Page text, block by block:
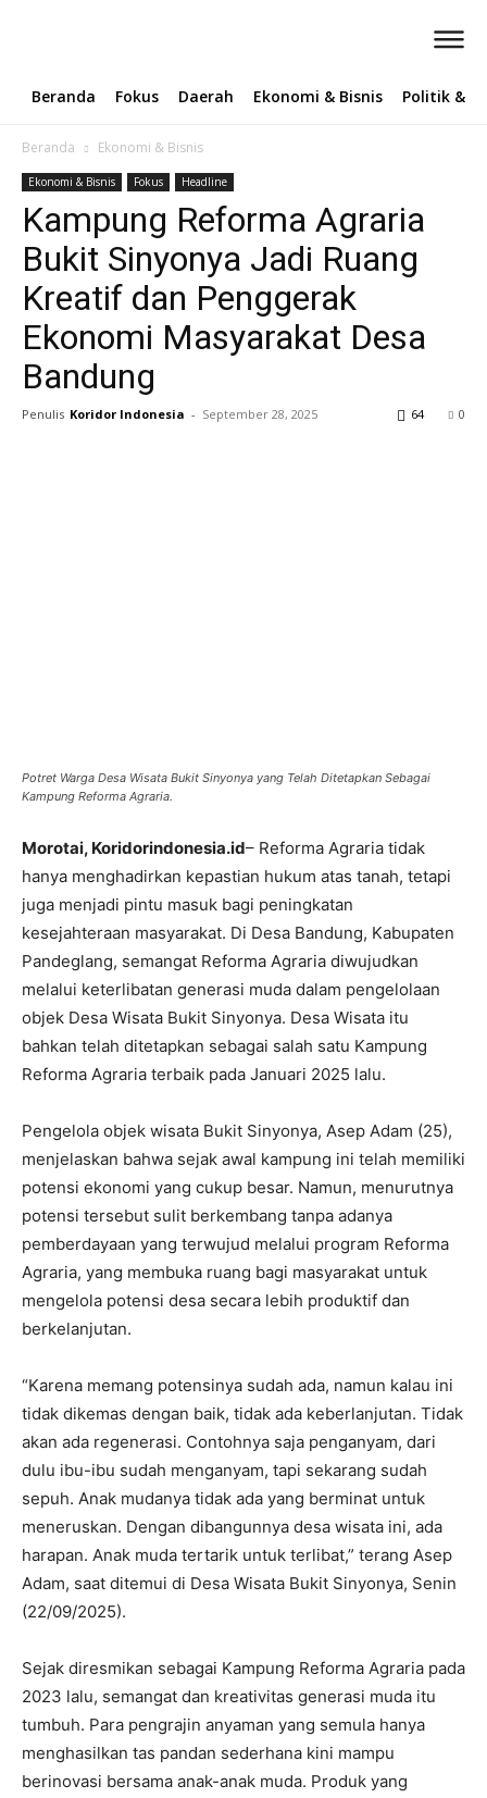
Beranda Fokus Daerah Ekonomi & Bisnis Politik &
Beranda Ekonomi & Bisnis
Ekonomi & Bisnis Fokus Headline
Kampung Reforma Agraria
Bukit Sinyonya Jadi Ruang
Kreatif dan Penggerak
Ekonomi Masyarakat Desa
Bandung ‎
Penulis Koridor Indonesia - September 28, 2025 0
64
Potret Warga Desa Wisata Bukit Sinyonya yang Telah Ditetapkan Sebagai
Kampung Reforma Agraria.
Morotai, Koridorindonesia.id– Reforma Agraria tidak
hanya menghadirkan kepastian hukum atas tanah, tetapi
juga menjadi pintu masuk bagi peningkatan
kesejahteraan masyarakat. Di Desa Bandung, Kabupaten
Pandeglang, semangat Reforma Agraria diwujudkan
melalui keterlibatan generasi muda dalam pengelolaan
objek Desa Wisata Bukit Sinyonya. Desa Wisata itu
bahkan telah ditetapkan sebagai salah satu Kampung
Reforma Agraria terbaik pada Januari 2025 lalu.
‎Pengelola objek wisata Bukit Sinyonya, Asep Adam (25),
menjelaskan bahwa sejak awal kampung ini telah memiliki
potensi ekonomi yang cukup besar. Namun, menurutnya
potensi tersebut sulit berkembang tanpa adanya
pemberdayaan yang terwujud melalui program Reforma
Agraria, yang membuka ruang bagi masyarakat untuk
mengelola potensi desa secara lebih produktif dan
berkelanjutan.
‎“Karena memang potensinya sudah ada, namun kalau ini
tidak dikemas dengan baik, tidak ada keberlanjutan. Tidak
akan ada regenerasi. Contohnya saja penganyam, dari
dulu ibu-ibu sudah menganyam, tapi sekarang sudah
sepuh. Anak mudanya tidak ada yang berminat untuk
meneruskan. Dengan dibangunnya desa wisata ini, ada
harapan. Anak muda tertarik untuk terlibat,” terang Asep
Adam, saat ditemui di Desa Wisata Bukit Sinyonya, Senin
(22/09/2025).
‎Sejak diresmikan sebagai Kampung Reforma Agraria pada
2023 lalu, semangat dan kreativitas generasi muda itu
tumbuh. Para pengrajin anyaman yang semula hanya
menghasilkan tas pandan sederhana kini mampu
berinovasi bersama anak-anak muda. Produk yang